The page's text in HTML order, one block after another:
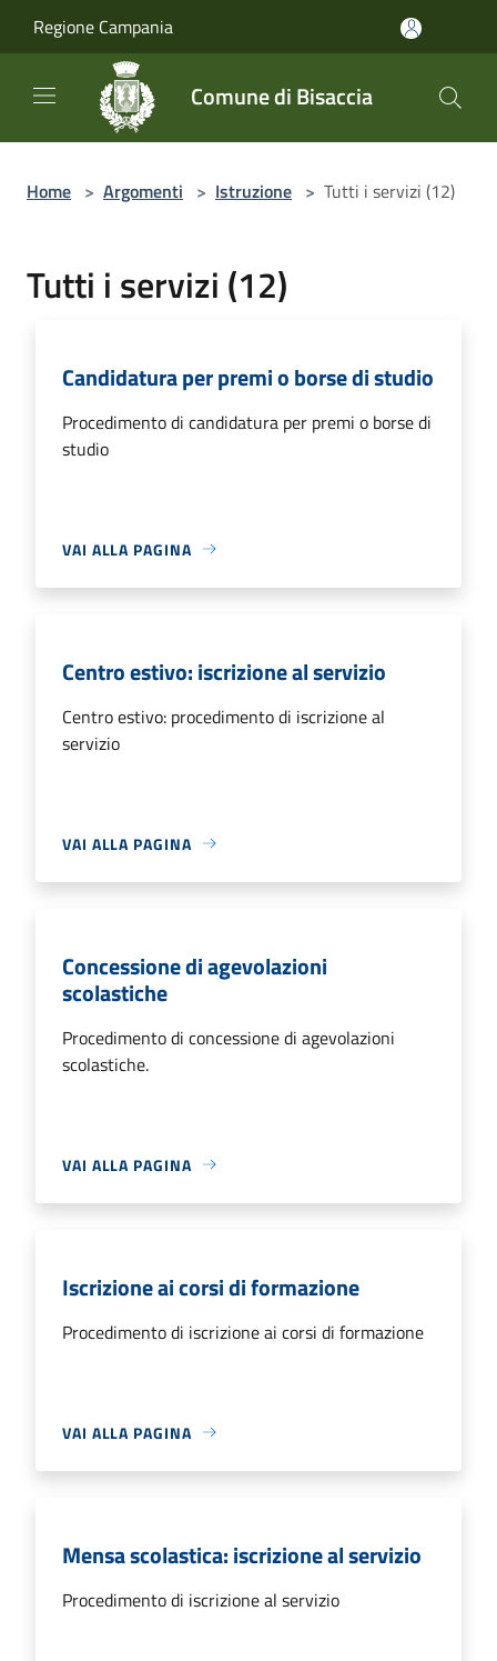
Regione Campania
Comune di Bisaccia
Home > Argomenti > Istruzione > Tutti i servizi (12)
Tutti i servizi (12)
Candidatura per premi o borse di studio
Procedimento di candidatura per premi o borse di
studio
VAI ALLA PAGINA
Centro estivo: iscrizione al servizio
Centro estivo: procedimento di iscrizione al
servizio
VAI ALLA PAGINA
Concessione di agevolazioni
scolastiche
Procedimento di concessione di agevolazioni
scolastiche.
VAI ALLA PAGINA
Iscrizione ai corsi di formazione
Procedimento di iscrizione ai corsi di formazione
VAI ALLA PAGINA
Mensa scolastica: iscrizione al servizio
Procedimento di iscrizione al servizio